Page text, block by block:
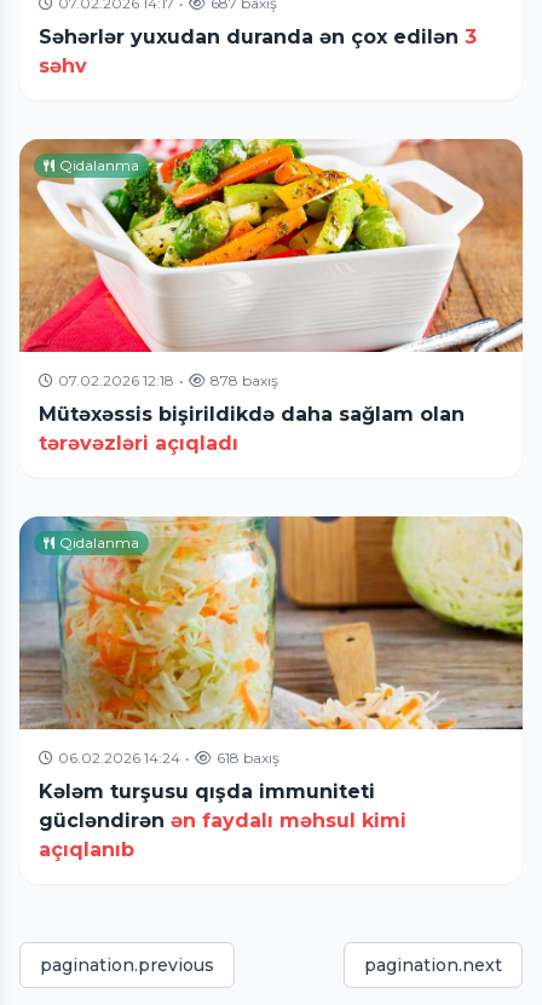
Səhərlər yuxudan duranda ən çox edilən 3
səhv
Qidalanma
07.02.2026 12:18 • 878 baxış
Mütəxəssis bişirildikdə daha sağlam olan
tərəvəzləri açıqladı
Qidalanma
06.02.2026 14:24 • 618 baxış
Kələm turşusu qışda immuniteti
gücləndirən ən faydalı məhsul kimi
açıqlanıb
pagination.previous pagination.next